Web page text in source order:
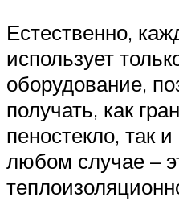
Естественно,
использует
оборудование,
получать, как
пеностекло, так
любом случае –